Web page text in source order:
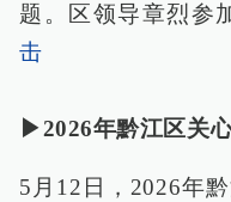
题。区领导章烈参
击
▶2026年黔江区关
5月12日，2026年